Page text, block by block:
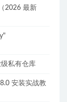
2026 最新
私有仓库
安装实战教